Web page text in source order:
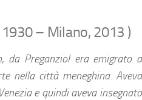
– Milano, 2013 )
da Preganziol era emigrato a
nella città meneghina. Aveva
e quindi aveva insegnato